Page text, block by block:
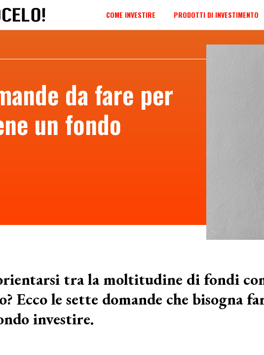
COME INVESTIRE PRODOTTI DI INVESTIMENTO
da fare per
un fondo
tra la moltitudine di fondi
Ecco le sette domande che bisogna
investire.